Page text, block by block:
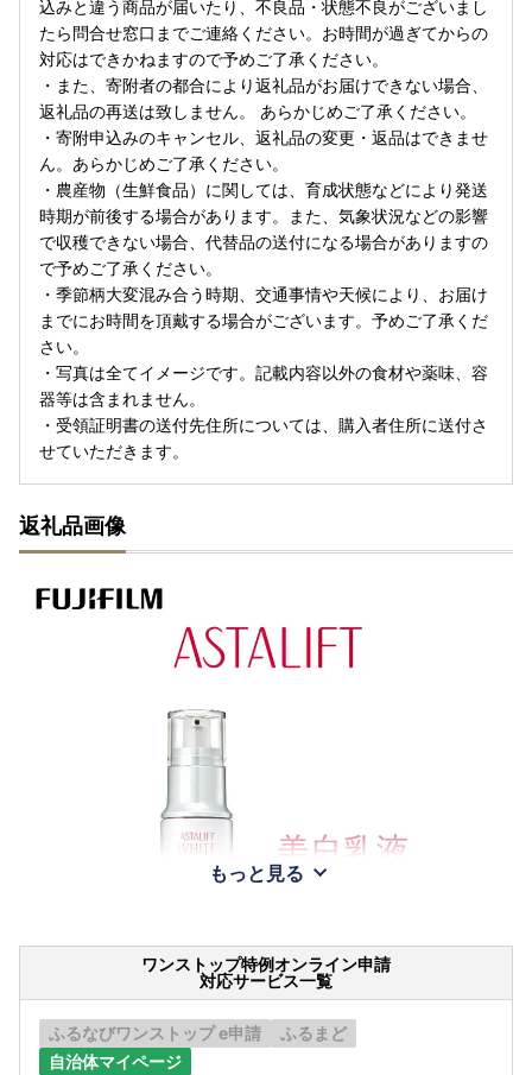
込みと違う商品が届いたり、不良品・状態不良がございまし
たら問合せ窓口までご連絡ください。お時間が過ぎてからの
対応はできかねますので予めご了承ください。
・また、寄附者の都合により返礼品がお届けできない場合、
返礼品の再送は致しません。 あらかじめご了承ください。
・寄附申込みのキャンセル、返礼品の変更・返品はできませ
ん。あらかじめご了承ください。
・農産物（生鮮食品）に関しては、育成状態などにより発送
時期が前後する場合があります。また、気象状況などの影響
で収穫できない場合、代替品の送付になる場合がありますの
で予めご了承ください。
・季節柄大変混み合う時期、交通事情や天候により、お届け
までにお時間を頂戴する場合がございます。予めご了承くだ
さい。
・写真は全てイメージです。記載内容以外の食材や薬味、容
器等は含まれません。
・受領証明書の送付先住所については、購入者住所に送付さ
せていただきます。
返礼品画像
もっと見る
ワンストップ特例オンライン申請
対応サービス一覧
ふるなびワンストップ e申請
ふるまど
自治体マイページ